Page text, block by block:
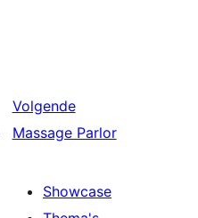
Volgende
Massage Parlor
Showcase